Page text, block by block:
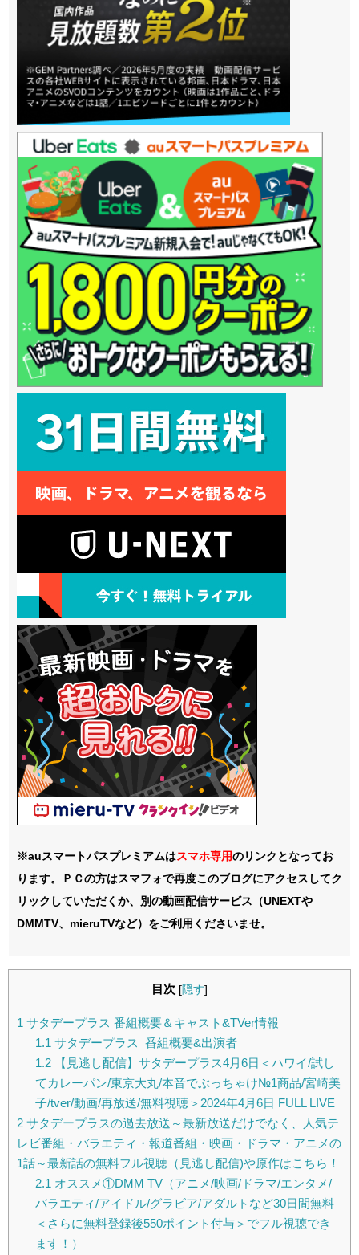
※auスマートパスプレミアムはスマホ専用のリンクとなってお
ります。ＰＣの方はスマフォで再度このブログにアクセスしてク
リックしていただくか、別の動画配信サービス（UNEXTや
DMMTV、mieruTVなど）をご利用くださいませ。
目次 [隠す]
1 サタデープラス 番組概要＆キャスト&TVer情報
1.1 サタデープラス 番組概要&出演者
1.2【見逃し配信】サタデープラス4月6日＜ハワイ/試し
てカレーパン/東京大丸/本音でぶっちゃけ№1商品/宮崎美
子/tver/動画/再放送/無料視聴＞2024年4月6日 FULL LIVE
2 サタデープラスの過去放送～最新放送だけでなく、人気テ
レビ番組・バラエティ・報道番組・映画・ドラマ・アニメの
1話～最新話の無料フル視聴（見逃し配信)や原作はこちら！
2.1 オススメ①DMM TV（アニメ/映画/ドラマ/エンタメ/
バラエティ/アイドル/グラビア/アダルトなど30日間無料
＜さらに無料登録後550ポイント付与＞でフル視聴でき
ます！）